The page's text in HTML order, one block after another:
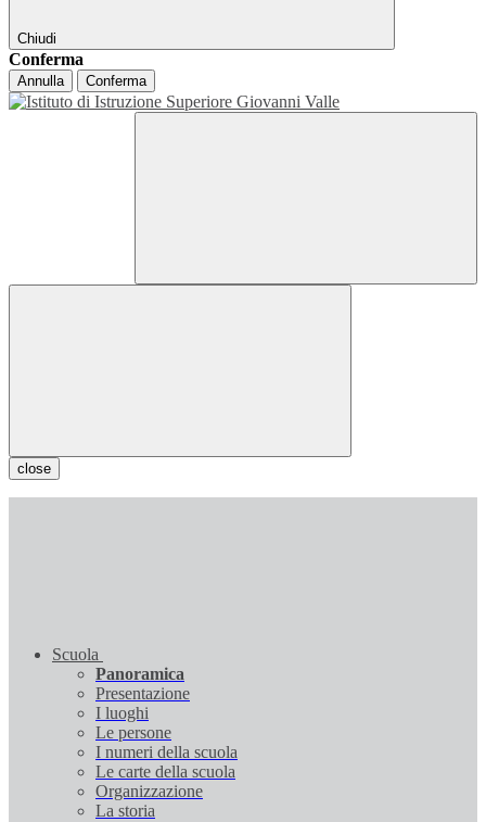
Chiudi
Conferma
Annulla Conferma
close
Scuola
Panoramica
Presentazione
I luoghi
Le persone
I numeri della scuola
Le carte della scuola
Organizzazione
La storia